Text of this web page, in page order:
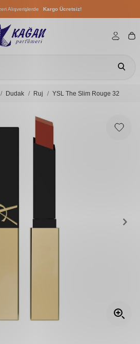
Alışverişlerde Kargo Ücretsiz!
Alışverişlerde
Alışverişlerde
Dudak Ruj YSL The Slim Rouge 32